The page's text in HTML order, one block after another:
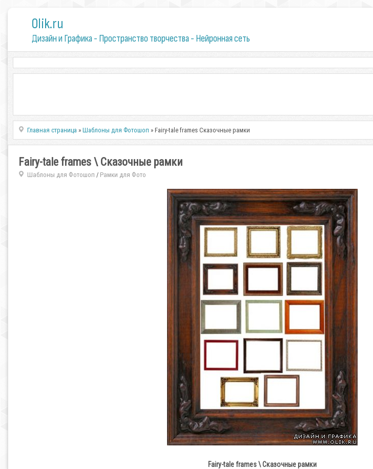
0lik.ru
Дизайн и Графика - Пространство творчества - Нейронная сеть
Главная страница »Шаблоны для Фотошоп » Fairy-tale frames Сказочные рамки
Fairy-tale frames \ Сказочные рамки
Шаблоны для Фотошоп / Рамки для Фото
Fairy-tale frames \ Сказочные рамки